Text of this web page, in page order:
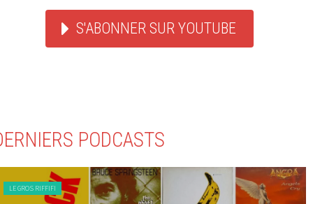
S'ABONNER SUR YOUTUBE
PODCASTS
LE GROS RIFFIFI